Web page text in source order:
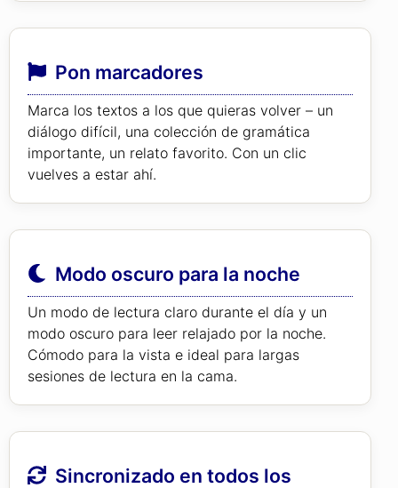
Pon marcadores
Marca los textos a los que quieras volver – un
diálogo difícil, una colección de gramática
importante, un relato favorito. Con un clic
vuelves a estar ahí.
Modo oscuro para la noche
Un modo de lectura claro durante el día y un
modo oscuro para leer relajado por la noche.
Cómodo para la vista e ideal para largas
sesiones de lectura en la cama.
Sincronizado en todos los